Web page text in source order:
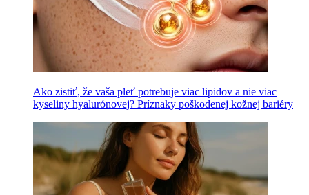
Ako zistiť, že vaša pleť potrebuje viac lipidov a nie viac
kyseliny hyalurónovej? Príznaky poškodenej kožnej bariéry